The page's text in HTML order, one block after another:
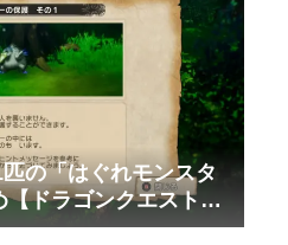
の「はぐれモンスタ
【ドラゴンクエスト3